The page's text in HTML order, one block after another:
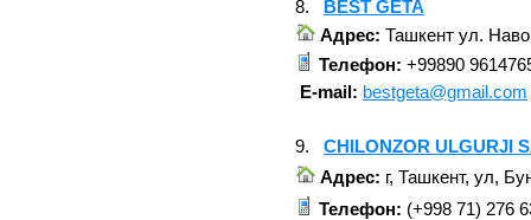
8. BEST GETA
Адрес: Ташкент ул.
Телефон: +99890
E-mail: bestgeta@gmail.com
9. CHILONZOR ULGURJI
Адрес: г, Ташкент, ул,
Телефон: (+998 71) 276